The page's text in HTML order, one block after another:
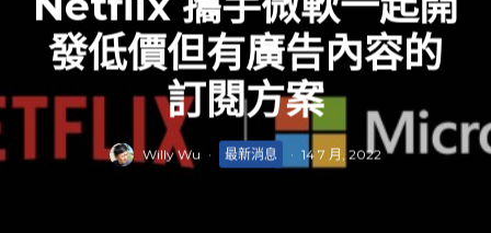
發低價但有廣告內容的
訂閱方案
Willy Wu · 最新消息 · 14 7 月, 2022